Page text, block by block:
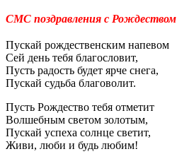
СМС поздравления с Рождеством
Пускай рождественским напевом
Сей день тебя благословит,
Пусть радость будет ярче снега,
Пускай судьба благоволит.
Пусть Рождество тебя отметит
Волшебным светом золотым,
Пускай успеха солнце светит,
Живи, люби и будь любим!